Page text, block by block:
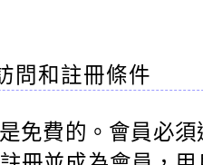
問和註冊條件
免費的。會員必